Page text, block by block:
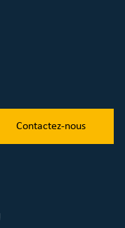
Contactez-nous